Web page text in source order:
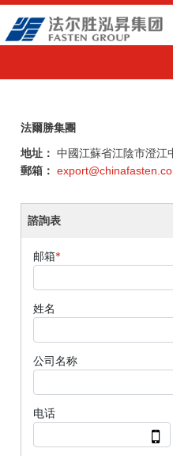
法爾勝集團
地址： 中國江蘇省江陰市澄江
郵箱：
諮詢表